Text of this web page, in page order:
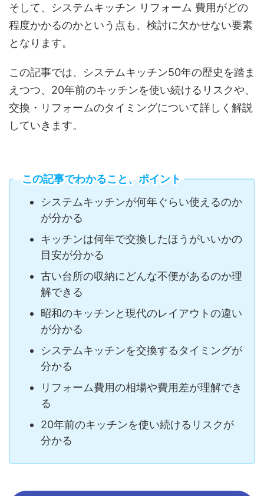
そして、システムキッチン リフォーム 費用がどの
程度かかるのかという点も、検討に欠かせない要素
となります。
この記事では、システムキッチン50年の歴史を踏ま
えつつ、20年前のキッチンを使い続けるリスクや、
交換・リフォームのタイミングについて詳しく解説
していきます。
この記事でわかること、ポイント
システムキッチンが何年ぐらい使えるのか
が分かる
キッチンは何年で交換したほうがいいかの
目安が分かる
古い台所の収納にどんな不便があるのか理
解できる
昭和のキッチンと現代のレイアウトの違い
が分かる
システムキッチンを交換するタイミングが
分かる
リフォーム費用の相場や費用差が理解でき
る
20年前のキッチンを使い続けるリスクが
分かる